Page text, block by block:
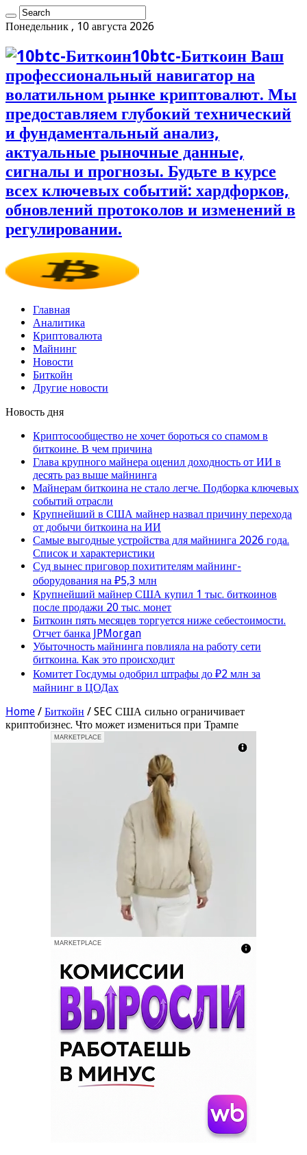
Понедельник , 10 августа 2026
10btc-Биткоин Ваш
профессиональный навигатор на
волатильном рынке криптовалют. Мы
предоставляем глубокий технический
и фундаментальный анализ,
актуальные рыночные данные,
сигналы и прогнозы. Будьте в курсе
всех ключевых событий: хардфорков,
обновлений протоколов и изменений в
регулировании.
Главная
Аналитика
Криптовалюта
Майнинг
Новости
Биткойн
Другие новости
Новость дня
Криптосообщество не хочет бороться со спамом в
биткоине. В чем причина
Глава крупного майнера оценил доходность от ИИ в
десять раз выше майнинга
Майнерам биткоина не стало легче. Подборка ключевых
событий отрасли
Крупнейший в США майнер назвал причину перехода
от добычи биткоина на ИИ
Самые выгодные устройства для майнинга 2026 года.
Список и характеристики
Суд вынес приговор похитителям майнинг-
оборудования на ₽5,3 млн
Крупнейший майнер США купил 1 тыс. биткоинов
после продажи 20 тыс. монет
Биткоин пять месяцев торгуется ниже себестоимости.
Отчет банка JPMorgan
Убыточность майнинга повлияла на работу сети
биткоина. Как это происходит
Комитет Госдумы одобрил штрафы до ₽2 млн за
майнинг в ЦОДах
Home / Биткойн / SEC США сильно ограничивает
криптобизнес. Что может измениться при Трампе
MARKETPLACE
MARKETPLACE